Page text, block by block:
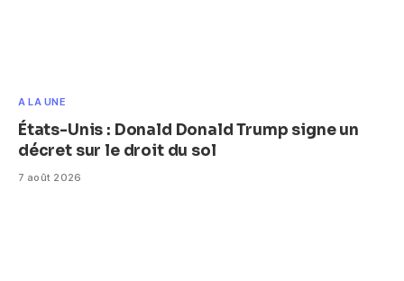
A LA UNE
États-Unis : Donald Donald Trump signe un
décret sur le droit du sol
7 août 2026